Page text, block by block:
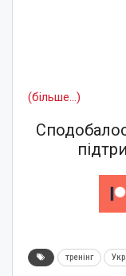
(більше…)
тренінг